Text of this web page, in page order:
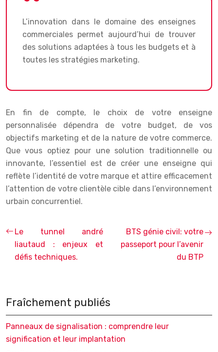
L’innovation dans le domaine des enseignes
commerciales permet aujourd’hui de trouver
des solutions adaptées à tous les budgets et à
toutes les stratégies marketing.
En fin de compte, le choix de votre enseigne
personnalisée dépendra de votre budget, de vos
objectifs marketing et de la nature de votre commerce.
Que vous optiez pour une solution traditionnelle ou
innovante, l’essentiel est de créer une enseigne qui
reflète l’identité de votre marque et attire efficacement
l’attention de votre clientèle cible dans l’environnement
urbain concurrentiel.
Le tunnel andré
liautaud : enjeux et
défis techniques.
BTS génie civil: votre
passeport pour l’avenir
du BTP
Fraîchement publiés
Panneaux de signalisation : comprendre leur
signification et leur implantation